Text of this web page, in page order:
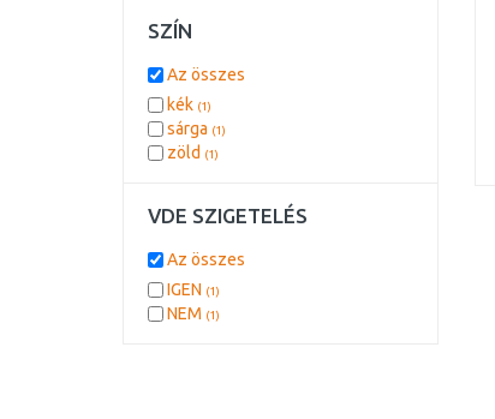
SZÍN
Az összes
kék (1)
sárga (1)
zöld (1)
VDE SZIGETELÉS
Az összes
IGEN (1)
NEM (1)